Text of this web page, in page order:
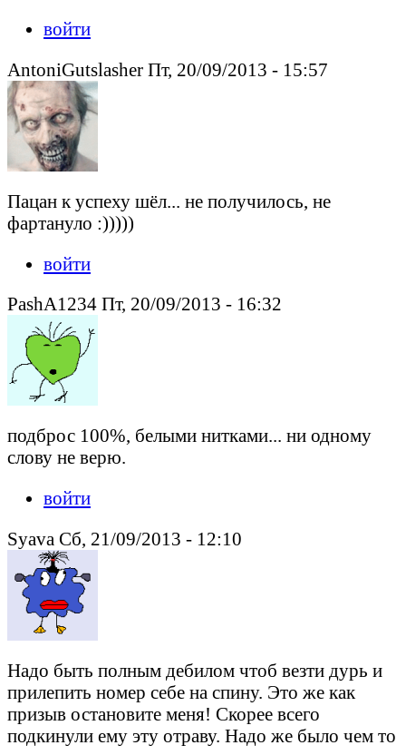
войти
AntoniGutslasher Пт, 20/09/2013 - 15:57
Пацан к успеху шёл... не получилось, не
фартануло :)))))
войти
PashA1234 Пт, 20/09/2013 - 16:32
подброс 100%, белыми нитками... ни одному
слову не верю.
войти
Syava Сб, 21/09/2013 - 12:10
Надо быть полным дебилом чтоб везти дурь и
прилепить номер себе на спину. Это же как
призыв остановите меня! Скорее всего
подкинули ему эту отраву. Надо же было чем то